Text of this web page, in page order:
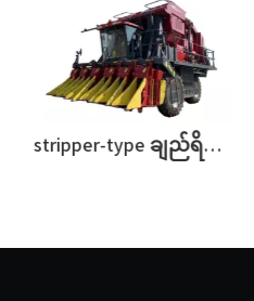
stripper-type ချည်ရိတ်သိမ်းစက်